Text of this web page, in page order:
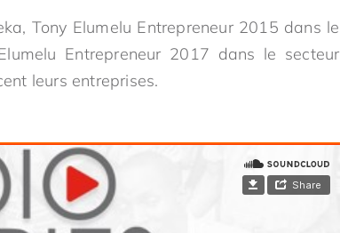
Tony Elumelu Entrepreneur 2015 dans le
Entrepreneur 2017 dans le secteur
leurs entreprises.